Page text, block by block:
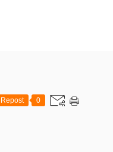
Repost 0